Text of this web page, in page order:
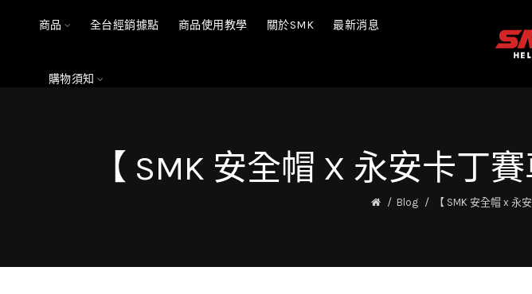
商品 全台經銷據點 商品使用教學 關於SMK 最新消息
購物須知
【 SMK 安全帽 X 永安卡丁
Blog 【 SMK 安全帽 x 永